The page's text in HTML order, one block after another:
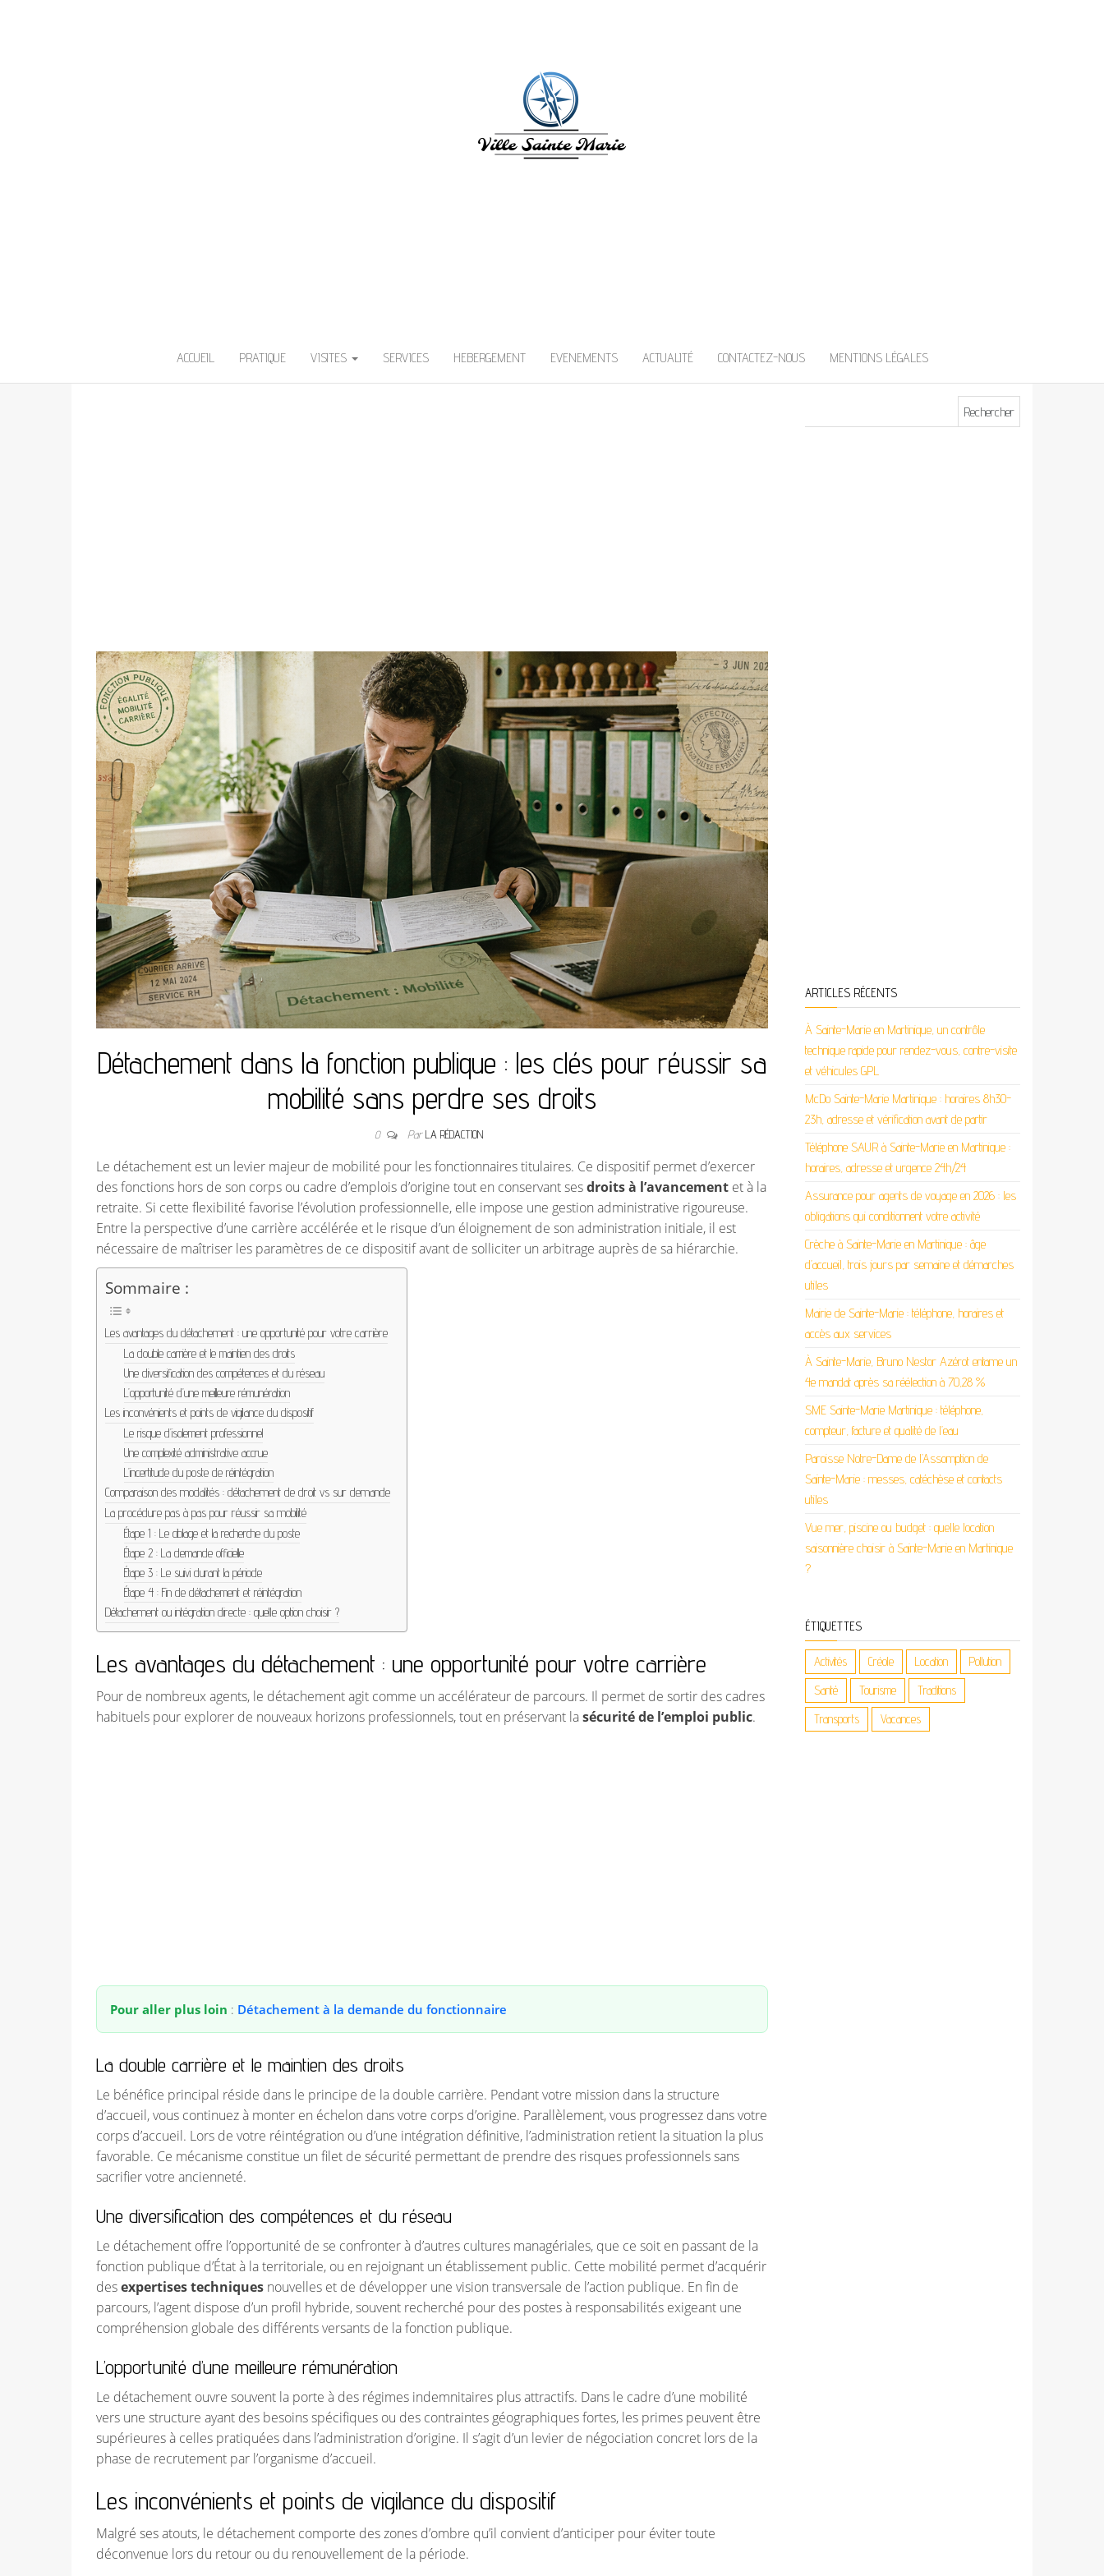
ACCUEIL PRATIQUE VISITES SERVICES HEBERGEMENT EVENEMENTS ACTUALITÉ CONTACTEZ-NOUS MENTIONS LÉGALES
Détachement dans la fonction publique : les clés pour réussir sa
mobilité sans perdre ses droits
0 ParLA RÉDACTION
Le détachement est un levier majeur de mobilité pour les fonctionnaires titulaires. Ce dispositif permet d’exercer
des fonctions hors de son corps ou cadre d’emplois d’origine tout en conservant sesdroits à l’avancement et à la
retraite. Si cette flexibilité favorise l’évolution professionnelle, elle impose une gestion administrative rigoureuse.
Entre la perspective d’une carrière accélérée et le risque d’un éloignement de son administration initiale, il est
nécessaire de maîtriser les paramètres de ce dispositif avant de solliciter un arbitrage auprès de sa hiérarchie.
Sommaire :
Les avantages du détachement : une opportunité pour votre carrière
La double carrière et le maintien des droits
Une diversification des compétences et du réseau
L’opportunité d’une meilleure rémunération
Les inconvénients et points de vigilance du dispositif
Le risque d’isolement professionnel
Une complexité administrative accrue
L’incertitude du poste de réintégration
Comparaison des modalités : détachement de droit vs sur demande
La procédure pas à pas pour réussir sa mobilité
Étape 1 : Le ciblage et la recherche du poste
Étape 2 : La demande officielle
Étape 3 : Le suivi durant la période
Étape 4 : Fin de détachement et réintégration
Détachement ou intégration directe : quelle option choisir ?
Les avantages du détachement : une opportunité pour votre carrière
Pour de nombreux agents, le détachement agit comme un accélérateur de parcours. Il permet de sortir des cadres
habituels pour explorer de nouveaux horizons professionnels, tout en préservant lasécurité de l’emploi public.
Pour aller plus loin : Détachement à la demande du fonctionnaire
La double carrière et le maintien des droits
Le bénéfice principal réside dans le principe de la double carrière. Pendant votre mission dans la structure
d’accueil, vous continuez à monter en échelon dans votre corps d’origine. Parallèlement, vous progressez dans votre
corps d’accueil. Lors de votre réintégration ou d’une intégration définitive, l’administration retient la situation la plus
favorable. Ce mécanisme constitue un filet de sécurité permettant de prendre des risques professionnels sans
sacrifier votre ancienneté.
Une diversification des compétences et du réseau
Le détachement offre l’opportunité de se confronter à d’autres cultures managériales, que ce soit en passant de la
fonction publique d’État à la territoriale, ou en rejoignant un établissement public. Cette mobilité permet d’acquérir
desexpertises techniques nouvelles et de développer une vision transversale de l’action publique. En fin de
parcours, l’agent dispose d’un profil hybride, souvent recherché pour des postes à responsabilités exigeant une
compréhension globale des différents versants de la fonction publique.
L’opportunité d’une meilleure rémunération
Le détachement ouvre souvent la porte à des régimes indemnitaires plus attractifs. Dans le cadre d’une mobilité
vers une structure ayant des besoins spécifiques ou des contraintes géographiques fortes, les primes peuvent être
supérieures à celles pratiquées dans l’administration d’origine. Il s’agit d’un levier de négociation concret lors de la
phase de recrutement par l’organisme d’accueil.
Les inconvénients et points de vigilance du dispositif
Malgré ses atouts, le détachement comporte des zones d’ombre qu’il convient d’anticiper pour éviter toute
déconvenue lors du retour ou du renouvellement de la période.
ARTICLES RÉCENTS
À Sainte-Marie en Martinique, un contrôle
technique rapide pour rendez-vous, contre-visite
et véhicules GPL
McDo Sainte-Marie Martinique : horaires 8h30-
23h, adresse et vérification avant de partir
Téléphone SAUR à Sainte-Marie en Martinique :
horaires, adresse et urgence 24h/24
Assurance pour agents de voyage en 2026 : les
obligations qui conditionnent votre activité
Crèche à Sainte-Marie en Martinique : âge
d’accueil, trois jours par semaine et démarches
utiles
Mairie de Sainte-Marie : téléphone, horaires et
accès aux services
À Sainte-Marie, Bruno Nestor Azérot entame un
4e mandat après sa réélection à 70,28 %
SME Sainte-Marie Martinique : téléphone,
compteur, facture et qualité de l’eau
Paroisse Notre-Dame de l’Assomption de
Sainte-Marie : messes, catéchèse et contacts
utiles
Vue mer, piscine ou budget : quelle location
saisonnière choisir à Sainte-Marie en Martinique
?
ÉTIQUETTES
Activités Créole Location Pollution
Santé Tourisme Traditions
Transports Vacances